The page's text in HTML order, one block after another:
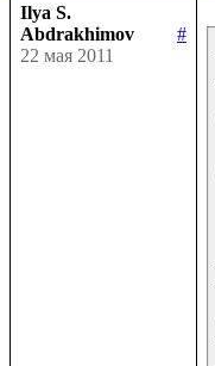
Ilya S.
Abdrakhimov
#
22 мая 2011